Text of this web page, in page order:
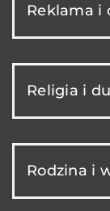
Reklama i
Religia i
Rodzina i